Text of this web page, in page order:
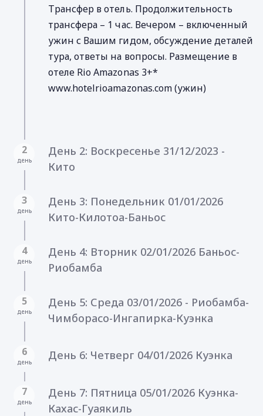
Трансфер в отель. Продолжительность
трансфера – 1 час. Вечером – включенный
ужин с Вашим гидом, обсуждение деталей
тура, ответы на вопросы. Размещение в
отеле Rio Amazonas 3+*
www.hotelrioamazonas.com (ужин)
2
день
День 2: Воскресенье 31/12/2023 -
Кито
3
день
День 3: Понедельник 01/01/2026
Кито-Килотоа-Баньос
4
день
День 4: Вторник 02/01/2026 Баньос-
Риобамба
5
день
День 5: Среда 03/01/2026 - Риобамба-
Чимборасо-Ингапирка-Куэнка
6
день День 6: Четверг 04/01/2026 Куэнка
7
день
День 7: Пятница 05/01/2026 Куэнка-
Кахас-Гуаякиль